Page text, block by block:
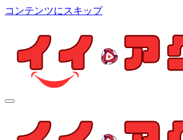
コンテンツにスキップ